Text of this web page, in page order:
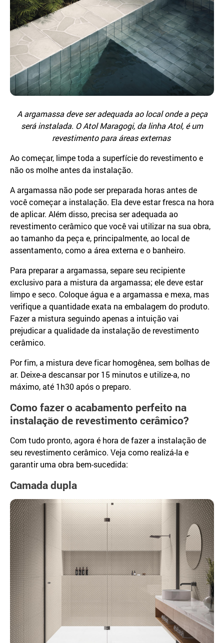
A argamassa deve ser adequada ao local onde a peça
será instalada. O Atol Maragogi, da linha Atol, é um
revestimento para áreas externas
Ao começar, limpe toda a superfície do revestimento e
não os molhe antes da instalação.
A argamassa não pode ser preparada horas antes de
você começar a instalação. Ela deve estar fresca na hora
de aplicar. Além disso, precisa ser adequada ao
revestimento cerâmico que você vai utilizar na sua obra,
ao tamanho da peça e, principalmente, ao local de
assentamento, como a área externa e o banheiro.
Para preparar a argamassa, separe seu recipiente
exclusivo para a mistura da argamassa; ele deve estar
limpo e seco. Coloque água e a argamassa e mexa, mas
verifique a quantidade exata na embalagem do produto.
Fazer a mistura seguindo apenas a intuição vai
prejudicar a qualidade da instalação de revestimento
cerâmico.
Por fim, a mistura deve ficar homogênea, sem bolhas de
ar. Deixe-a descansar por 15 minutos e utilize-a, no
máximo, até 1h30 após o preparo.
Como fazer o acabamento perfeito na
instalação de revestimento cerâmico?
Com tudo pronto, agora é hora de fazer a instalação de
seu revestimento cerâmico. Veja como realizá-la e
garantir uma obra bem-sucedida:
Camada dupla